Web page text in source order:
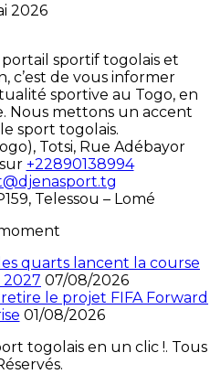
2026
portail sportif togolais et
c’est de vous informer
sportive au Togo, en
Nous mettons un accent
sport togolais.
Totsi, Rue Adébayor
+22890138994
Telessou – Lomé
quarts lancent la course
2027 07/08/2026
le projet FIFA Forward
01/08/2026
togolais en un clic !. Tous